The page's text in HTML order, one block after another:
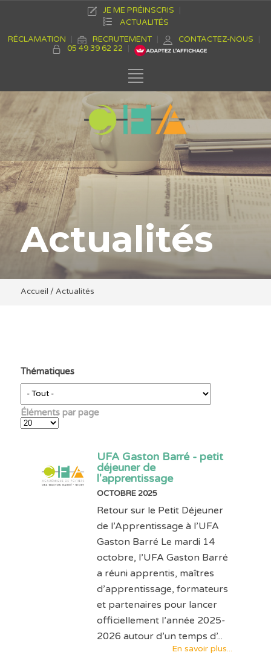
JE ME PRÉINSCRIS
ACTUALITÉS
RÉCLAMATION
RECRUTEMENT
CONTACTEZ-NOUS
05 49 39 62 22
Actualités
Accueil / Actualités
Thématiques
Éléments par page
UFA Gaston Barré - petit
déjeuner de
l'apprentissage
OCTOBRE 2025
Retour sur le Petit Déjeuner
de l’Apprentissage à l’UFA
Gaston Barré Le mardi 14
octobre, l’UFA Gaston Barré
a réuni apprentis, maîtres
d’apprentissage, formateurs
et partenaires pour lancer
officiellement l’année 2025-
2026 autour d’un temps d’...
En savoir plus...